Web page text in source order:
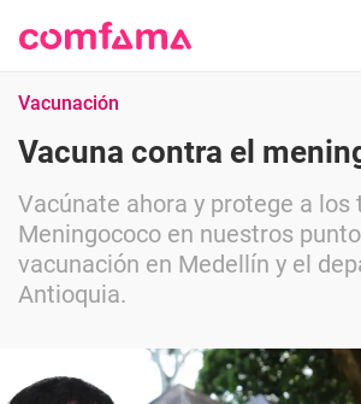
Vacunación
Vacuna contra el
Vacúnate ahora y protege a los
Meningococo en nuestros
vacunación en Medellín y el
Antioquia.